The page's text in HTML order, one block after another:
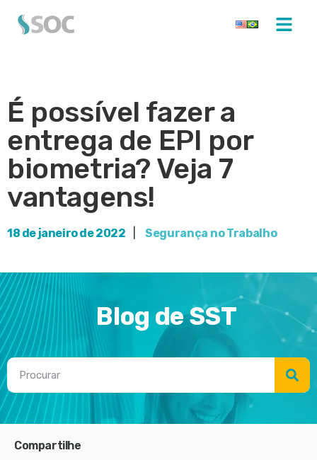
É possível fazer a
entrega de EPI por
biometria? Veja 7
vantagens!
18 de janeiro de 2022 Segurança no Trabalho
Blog de SST
Compartilhe